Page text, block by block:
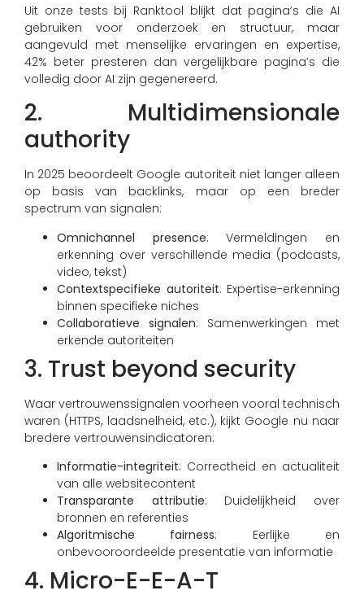
Uit onze tests bij Ranktool blijkt dat pagina’s die AI
gebruiken voor onderzoek en structuur, maar
aangevuld met menselijke ervaringen en expertise,
42% beter presteren dan vergelijkbare pagina’s die
volledig door AI zijn gegenereerd.
2. Multidimensionale
authority
In 2025 beoordeelt Google autoriteit niet langer alleen
op basis van backlinks, maar op een breder
spectrum van signalen:
Omnichannel presence: Vermeldingen en
erkenning over verschillende media (podcasts,
video, tekst)
Contextspecifieke autoriteit: Expertise-erkenning
binnen specifieke niches
Collaboratieve signalen: Samenwerkingen met
erkende autoriteiten
3. Trust beyond security
Waar vertrouwenssignalen voorheen vooral technisch
waren (HTTPS, laadsnelheid, etc.), kijkt Google nu naar
bredere vertrouwensindicatoren:
Informatie-integriteit: Correctheid en actualiteit
van alle websitecontent
Transparante attributie: Duidelijkheid over
bronnen en referenties
Algoritmische fairness: Eerlijke en
onbevooroordeelde presentatie van informatie
4. Micro-E-E-A-T